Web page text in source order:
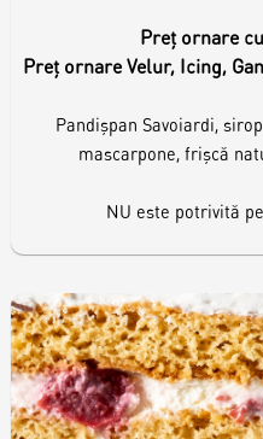
Preț ornare
Preț ornare Velur, Icing,
Pandișpan Savoiardi,
mascarpone, frișcă
NU este potrivită